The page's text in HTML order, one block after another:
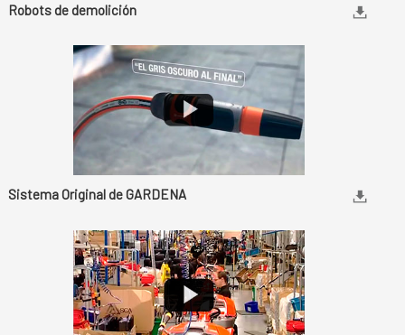
Robots de demolición
Sistema Original de GARDENA